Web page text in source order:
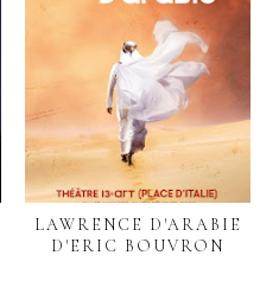
LAWRENCE D'ARABIE
D'ERIC BOUVRON